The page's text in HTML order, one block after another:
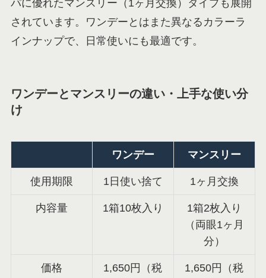
パに優れたマンスリー（1ヶ月交換）タイプも展開
されています。ワンデーとはまた異なるカラーラ
インナップで、日常使いにも最適です。
ワンデーとマンスリーの違い・上手な使い分
け
ワンデー マンスリー
使用期限 1日使い捨て 1ヶ月交換
内容量 1箱10枚入り
1箱2枚入り
（両眼1ヶ月
分）
価格
1,650円（税
1,650円（税